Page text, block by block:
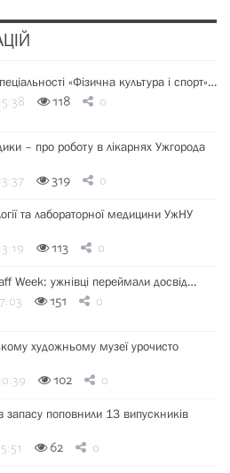
«Фізична культура і спорт»…
118 0
– про роботу в лікарнях Ужгорода
319 0
та лабораторної медицини УжНУ
113 0
Week: ужнівці переймали досвід…
151 0
художньому музеї урочисто
102 0
запасу поповнили 13 випускників
62 0